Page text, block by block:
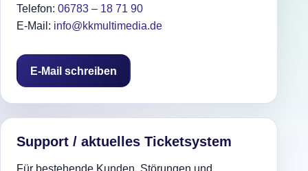
Telefon:06783 – 18 71 90
E-Mail: info@kkmultimedia.de
E-Mail schreiben
Support / aktuelles Ticketsystem
Für bestehende Kunden, Störungen und